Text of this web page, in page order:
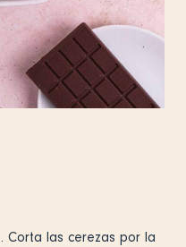
Corta las cerezas por la